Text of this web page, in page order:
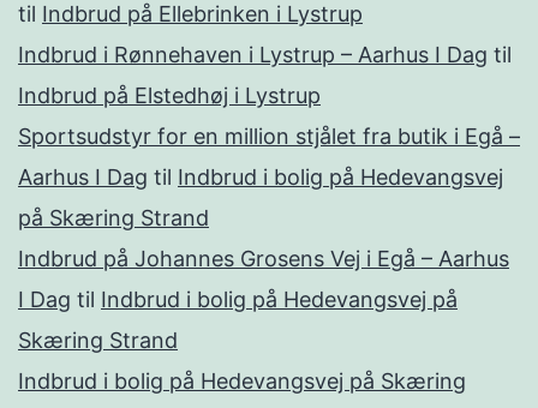
til Indbrud på Ellebrinken i Lystrup
Indbrud i Rønnehaven i Lystrup – Aarhus I Dag til
Indbrud på Elstedhøj i Lystrup
Sportsudstyr for en million stjålet fra butik i Egå –
Aarhus I Dag til Indbrud i bolig på Hedevangsvej
på Skæring Strand
Indbrud på Johannes Grosens Vej i Egå – Aarhus
I Dag til Indbrud i bolig på Hedevangsvej på
Skæring Strand
Indbrud i bolig på Hedevangsvej på Skæring